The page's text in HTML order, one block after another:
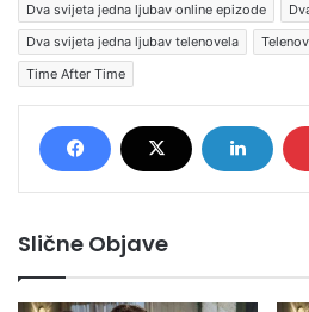
Dva svijeta jedna ljubav online epizode
Dva svijeta jedna ljubav telenovela
Time After Time
Slične Objave